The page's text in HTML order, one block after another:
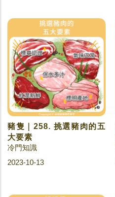
豬隻｜258. 挑選豬肉的五
大要素
冷門知識
2023-10-13